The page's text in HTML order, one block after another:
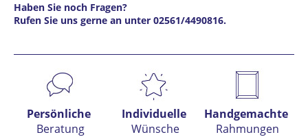
Haben Sie noch Fragen?
Rufen Sie uns gerne an unter 02561/4490816.
Preis anfragen
Persönliche
Beratung
Individuelle
Wünsche
Handgemachte
Rahmungen